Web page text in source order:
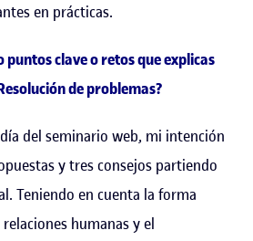
en prácticas.
puntos clave o retos que explicas
de problemas?
del seminario web, mi intención
y tres consejos partiendo
Teniendo en cuenta la forma
humanas y el